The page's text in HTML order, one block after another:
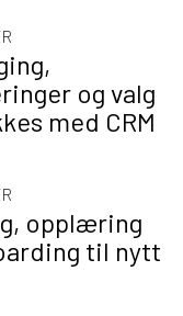
og valg
med CRM
opplæring
til nytt